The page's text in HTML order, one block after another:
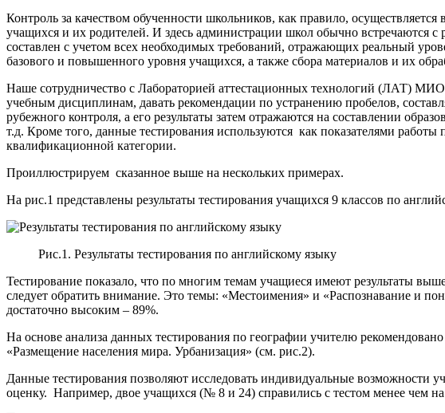
Контроль за качеством обученности школьников, как правило,
учащихся и их родителей. И здесь администрации школ обычно встречаются
составлен с учетом всех необходимых требований, отражающих реальный
базового и повышенного уровня учащихся, а также сбора материалов и их
Наше сотрудничество с Лабораторией аттестационных технологий (ЛАТ)
учебным дисциплинам, давать рекомендации по устранению пробелов,
рубежного контроля, а его результаты затем отражаются на составлении
т.д. Кроме того, данные тестирования используются как показателями
квалификационной категории.
Проиллюстрируем сказанное выше на нескольких примерах.
На рис.1 представлены результаты тестирования учащихся 9 классов по
Рис.1. Результаты тестирования по английскому языку
Тестирование показало, что по многим темам учащиеся имеют результаты
следует обратить внимание. Это темы: «Местоимения» и «Распознавание и
достаточно высоким – 89%.
На основе анализа данных тестирования по географии учителю
«Размещение населения мира. Урбанизация» (см. рис.2).
Данные тестирования позволяют исследовать индивидуальные
оценку. Например, двое учащихся (№ 8 и 24) справились с тестом менее чем